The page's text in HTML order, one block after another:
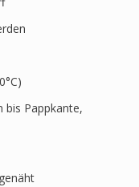
bis Pappkante,